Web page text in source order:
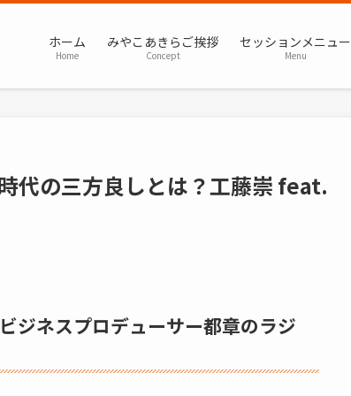
ホーム
Home
みやこあきらご挨拶
Concept
セッションメニュー
Menu
代の三方良しとは？工藤崇 feat.
ジネスプロデューサー都章のラジ